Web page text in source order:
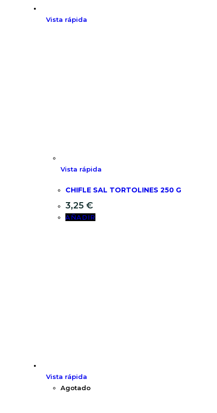
Vista rápida
Vista rápida
CHIFLE SAL TORTOLINES 250 G
3,25 €
AÑADIR
Vista rápida
Agotado